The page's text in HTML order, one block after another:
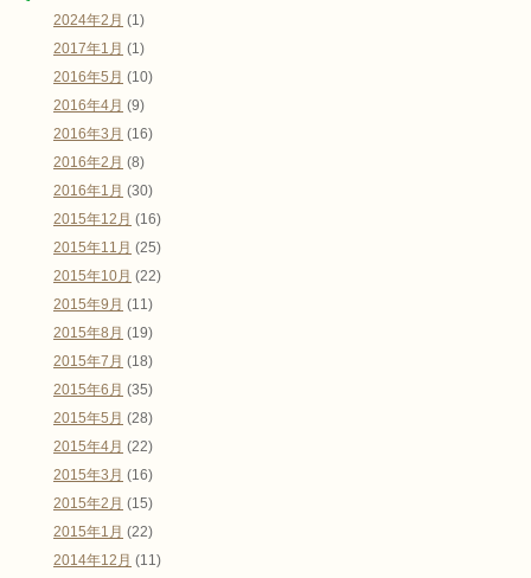
2024年2月 (1)
2017年1月 (1)
2016年5月 (10)
2016年4月 (9)
2016年3月 (16)
2016年2月 (8)
2016年1月 (30)
2015年12月 (16)
2015年11月 (25)
2015年10月 (22)
2015年9月 (11)
2015年8月 (19)
2015年7月 (18)
2015年6月 (35)
2015年5月 (28)
2015年4月 (22)
2015年3月 (16)
2015年2月 (15)
2015年1月 (22)
2014年12月 (11)